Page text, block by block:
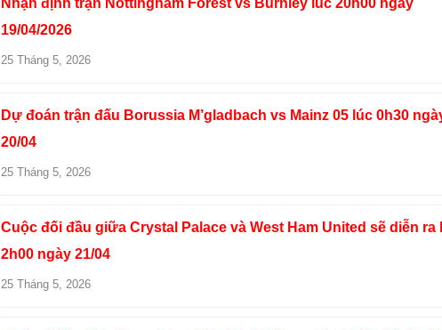
19/04/2026
25 Tháng 5, 2026
Dự đoán trận đấu Borussia M’gladbach vs Mainz 05 lúc 0h30
20/04
25 Tháng 5, 2026
Cuộc đối đầu giữa Crystal Palace và West Ham United sẽ diễn ra
2h00 ngày 21/04
25 Tháng 5, 2026